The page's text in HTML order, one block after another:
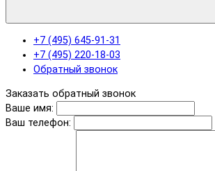
+7 (495) 645-91-31
+7 (495) 220-18-03
Обратный звонок
Заказать обратный звонок
Ваше имя:
Ваш телефон: